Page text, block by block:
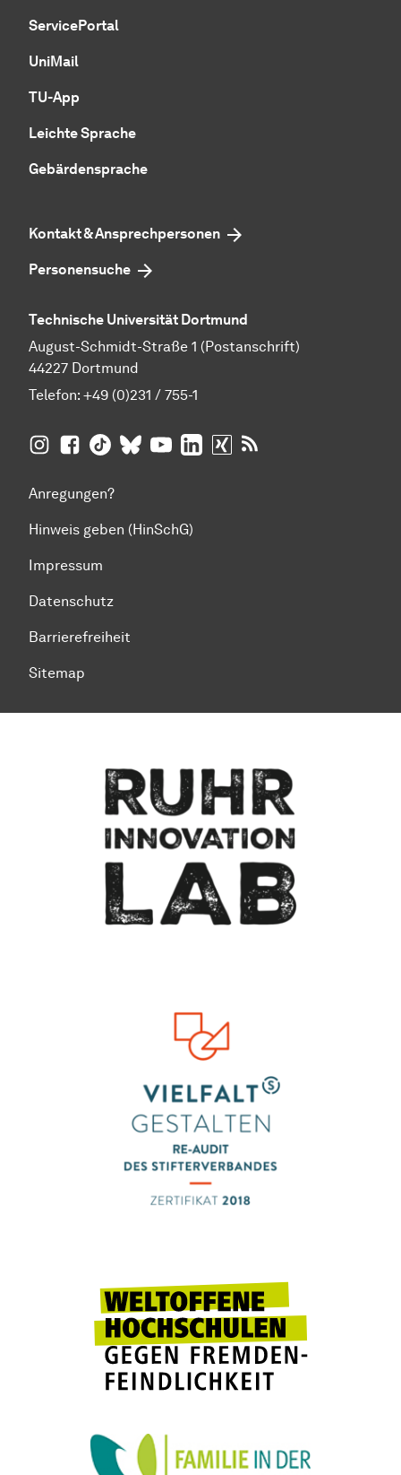
ServicePortal
UniMail
TU-App
Leichte Sprache
Gebärdensprache
Kontakt & Ansprechpersonen
Personensuche
Technische Universität Dortmund
August-Schmidt-Straße 1 (Postanschrift)
44227 Dortmund
Telefon: +49 (0)231 / 755-1
TU Dortmund aufInsta­gram
TU Dortmund auf Facebook
TU Dortmund auf TikTok
TU Dortmund auf BlueSky
TU Dortmund auf YouTube
TU Dortmund auf LinkedIn
TU Dortmund auf XING
Anregungen?
Hinweis geben (HinSchG)
Impressum
Datenschutz
Barrierefreiheit
Sitemap